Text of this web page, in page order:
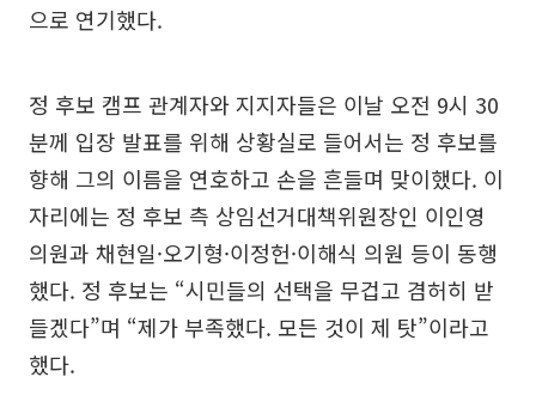
으로 연기했다.
정 후보 캠프 관계자와 지지자들은 이날 오전 9시 30
분께 입장 발표를 위해 상황실로 들어서는 정 후보를
향해 그의 이름을 연호하고 손을 흔들며 맞이했다. 이
자리에는 정 후보 측 상임선거대책위원장인 이인영
의원과 채현일·오기형·이정헌·이해식 의원 등이 동행
했다. 정 후보는 “시민들의 선택을 무겁고 겸허히 받
들겠다”며 “제가 부족했다. 모든 것이 제 탓”이라고
했다.